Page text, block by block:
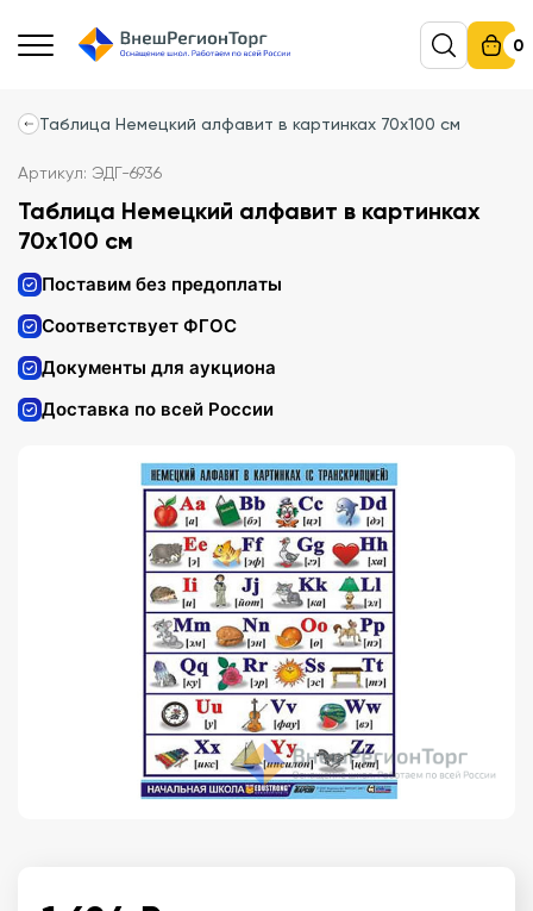
0
Таблица Немецкий алфавит в картинках 70х100 см
Артикул: ЭДГ-6936
Таблица Немецкий алфавит в картинках
70х100 см
Поставим без предоплаты
Соответствует ФГОС
Документы для аукциона
Доставка по всей России